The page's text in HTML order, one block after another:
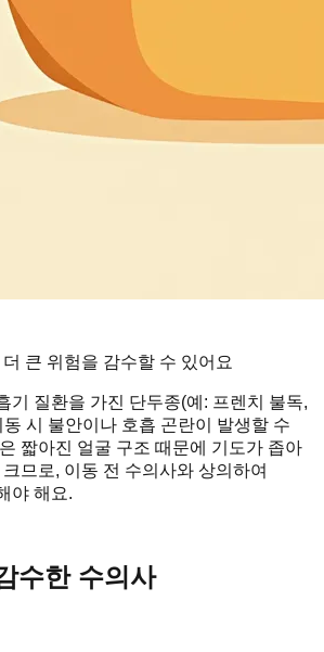
큰 위험을 감수할 수 있어요
기 질환을 가진 단두종(예: 프렌치 불독,
시 불안이나 호흡 곤란이 발생할 수
짧아진 얼굴 구조 때문에 기도가 좁아
므로, 이동 전 수의사와 상의하여
야 해요.
수한 수의사